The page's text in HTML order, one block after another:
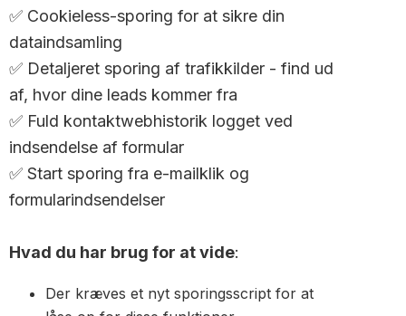
✅ Cookieless-sporing for at sikre din
dataindsamling
✅ Detaljeret sporing af trafikkilder - find ud
af, hvor dine leads kommer fra
✅ Fuld kontaktwebhistorik logget ved
indsendelse af formular
✅ Start sporing fra e-mailklik og
formularindsendelser
Hvad du har brug for at vide:
Der kræves et nyt sporingsscript for at